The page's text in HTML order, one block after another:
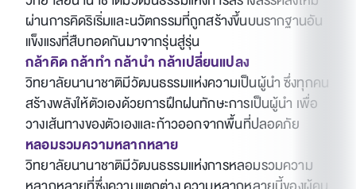
ผ่านการคิดริเริ่มและนวัตกรรมที่ถูกสร้างขึ้นบนรากฐานอัน
แข็งแรงที่สืบทอดกันมาจากรุ่นสู่รุ่น
กล้าคิด กล้าทำ กล้านำ กล้าเปลี่ยนแปลง
วิทยาลัยนานาชาติมีวัฒนธรรมแห่งความเป็นผู้นำ ซึ่งทุกคน
สร้างพลังให้ตัวเองด้วยการฝึกฝนทักษะการเป็นผู้นำ เพื่อ
วางเส้นทางของตัวเองและก้าวออกจากพื้นที่ปลอดภัย
หลอมรวมความหลากหลาย
วิทยาลัยนานาชาติมีวัฒนธรรมแห่งการหลอมรวมความ